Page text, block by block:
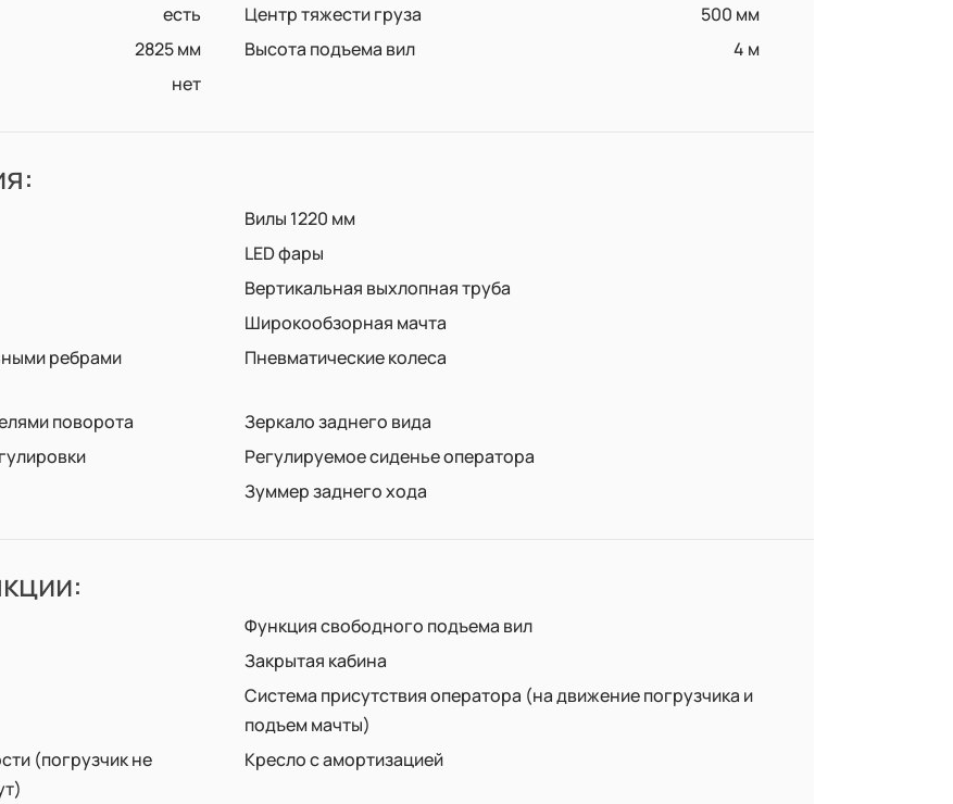
есть Центр тяжести груза
500 мм
2825 мм Высота подъема вил
4 м
нет
Вилы 1220 мм
LED фары
Вертикальная выхлопная труба
Широкообзорная мачта
ребрами
Пневматические колеса
поворота
Зеркало заднего вида
Регулируемое сиденье оператора
Зуммер заднего хода
Функция свободного подъема вил
Закрытая кабина
Система присутствия оператора (на движение погрузчика и
подъем мачты)
(погрузчик не
Кресло с амортизацией